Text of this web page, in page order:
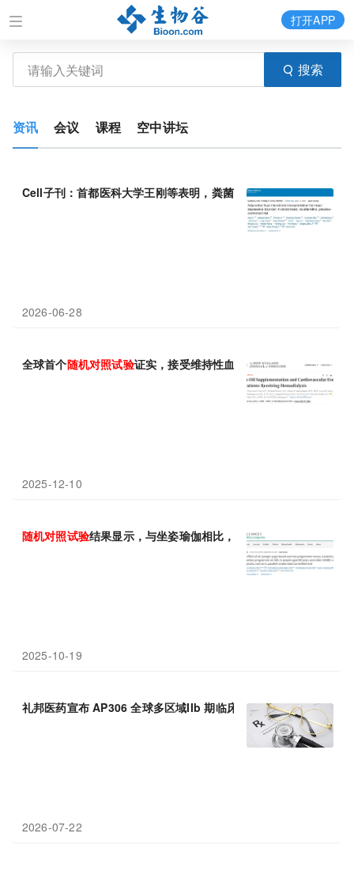
搜索
打开APP
资讯 会议 课程 空中讲坛
Cell子刊：首都医科大学王刚等表明，粪菌移植辅助治疗重性抑郁
2026-06-28
全球首个随机对照试验证实，接受维持性血液透析治疗的患者每
2025-12-10
随机对照试验结果显示，与坐姿瑜伽相比，艾扬格瑜伽与老年人跌
2025-10-19
礼邦医药宣布 AP306 全球多区域IIb 期临床 试验完成首例受试者
2026-07-22